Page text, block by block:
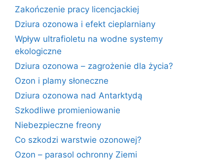
Zakończenie pracy licencjackiej
Dziura ozonowa i efekt cieplarniany
Wpływ ultrafioletu na wodne systemy
ekologiczne
Dziura ozonowa – zagrożenie dla życia?
Ozon i plamy słoneczne
Dziura ozonowa nad Antarktydą
Szkodliwe promieniowanie
Niebezpieczne freony
Co szkodzi warstwie ozonowej?
Ozon – parasol ochronny Ziemi